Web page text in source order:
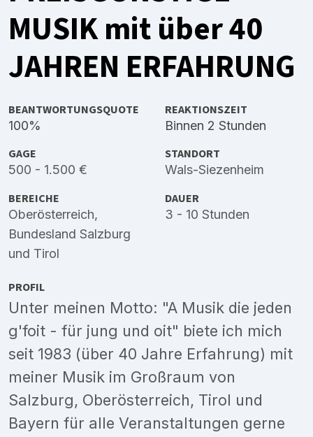
MUSIK mit über 40
JAHREN ERFAHRUNG
BEANTWORTUNGSQUOTE
100%
REAKTIONSZEIT
Binnen 2 Stunden
GAGE
500 - 1.500 €
STANDORT
Wals-Siezenheim
BEREICHE
Oberösterreich,
Bundesland Salzburg
und Tirol
DAUER
3 - 10 Stunden
PROFIL
Unter meinen Motto: "A Musik die jeden
g'foit - für jung und oit" biete ich mich
seit 1983 (über 40 Jahre Erfahrung) mit
meiner Musik im Großraum von
Salzburg, Oberösterreich, Tirol und
Bayern für alle Veranstaltungen gerne